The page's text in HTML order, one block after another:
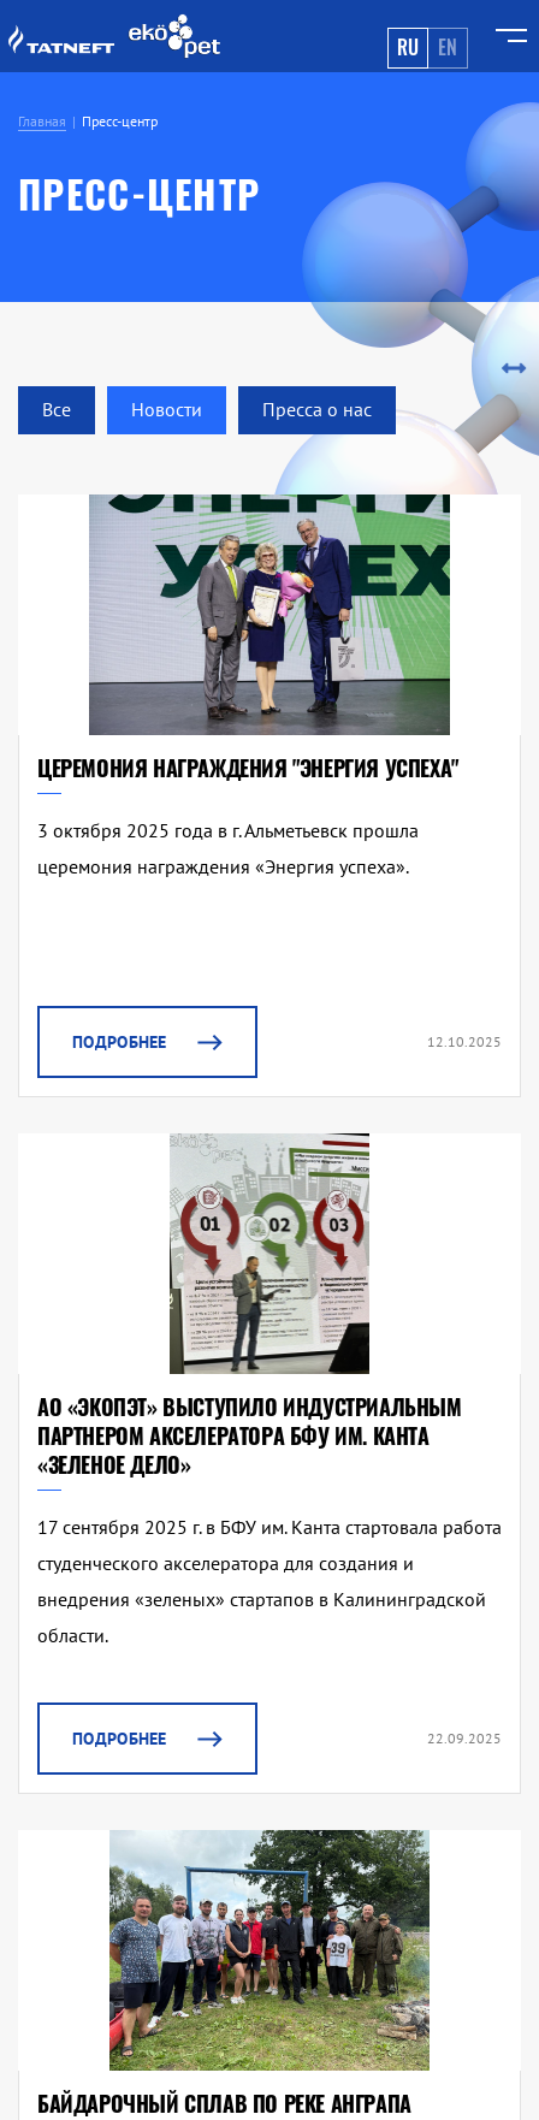
RU EN
Главная Пресс-центр
ПРЕСС-ЦЕНТР
Все Новости Пресса о нас
ЦЕРЕМОНИЯ НАГРАЖДЕНИЯ "ЭНЕРГИЯ УСПЕХА"
3 октября 2025 года в г. Альметьевск прошла
церемония награждения «Энергия успеха».
ПОДРОБНЕЕ 12.10.2025
АО «ЭКОПЭТ» ВЫСТУПИЛО ИНДУСТРИАЛЬНЫМ
ПАРТНЕРОМ АКСЕЛЕРАТОРА БФУ ИМ. КАНТА
«ЗЕЛЕНОЕ ДЕЛО»
17 сентября 2025 г. в БФУ им. Канта стартовала работа
студенческого акселератора для создания и
внедрения «зеленых» стартапов в Калининградской
области.
ПОДРОБНЕЕ 22.09.2025
БАЙДАРОЧНЫЙ СПЛАВ ПО РЕКЕ АНГРАПА